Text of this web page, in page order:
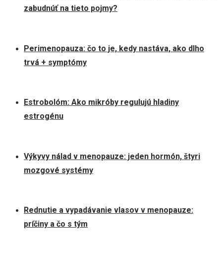
zabudnúť na tieto pojmy?
Perimenopauza: čo to je, kedy nastáva, ako dlho
trvá + symptómy
Estrobolóm: Ako mikróby regulujú hladiny
estrogénu
Výkyvy nálad v menopauze: jeden hormón, štyri
mozgové systémy
Rednutie a vypadávanie vlasov v menopauze:
príčiny a čo s tým